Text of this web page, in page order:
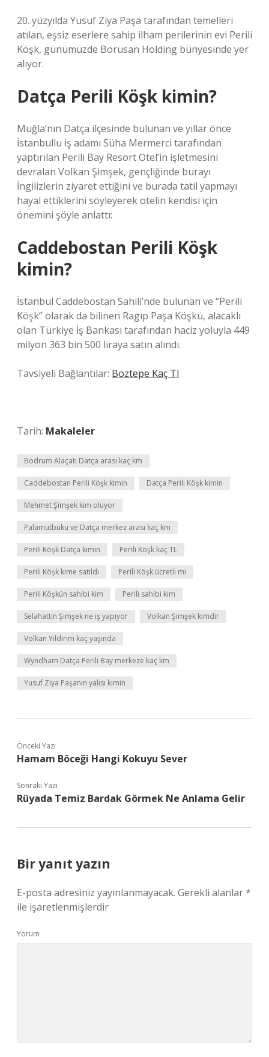
20. yüzyılda Yusuf Ziya Paşa tarafından temelleri
atılan, eşsiz eserlere sahip ilham perilerinin evi Perili
Köşk, günümüzde Borusan Holding bünyesinde yer
alıyor.
Datça Perili Köşk kimin?
Muğla’nın Datça ilçesinde bulunan ve yıllar önce
İstanbullu iş adamı Süha Mermerci tarafından
yaptırılan Perili Bay Resort Otel’in işletmesini
devralan Volkan Şimşek, gençliğinde burayı
İngilizlerin ziyaret ettiğini ve burada tatil yapmayı
hayal ettiklerini söyleyerek otelin kendisi için
önemini şöyle anlattı:
Caddebostan Perili Köşk
kimin?
İstanbul Caddebostan Sahili’nde bulunan ve “Perili
Köşk” olarak da bilinen Ragıp Paşa Köşkü, alacaklı
olan Türkiye İş Bankası tarafından haciz yoluyla 449
milyon 363 bin 500 liraya satın alındı.
Tavsiyeli Bağlantılar: Boztepe Kaç Tl
Tarih: Makaleler
Bodrum Alaçatı Datça arası kaç km
Caddebostan Perili Köşk kimin Datça Perili Köşk kimin
Mehmet Şimşek kim oluyor
Palamutbükü ve Datça merkez arası kaç km
Perili Köşk Datça kimin Perili Köşk kaç TL
Perili Köşk kime satıldı Perili Köşk ücretli mi
Perili Köşkün sahibi kim Perili sahibi kim
Selahattin Şimşek ne iş yapıyor Volkan Şimşek kimdir
Volkan Yıldırım kaç yaşında
Wyndham Datça Perili Bay merkeze kaç km
Yusuf Ziya Paşanın yalısı kimin
Önceki Yazı
Hamam Böceği Hangi Kokuyu Sever
Sonraki Yazı
Rüyada Temiz Bardak Görmek Ne Anlama Gelir
Bir yanıt yazın
E-posta adresiniz yayınlanmayacak. Gerekli alanlar*
ile işaretlenmişlerdir
Yorum